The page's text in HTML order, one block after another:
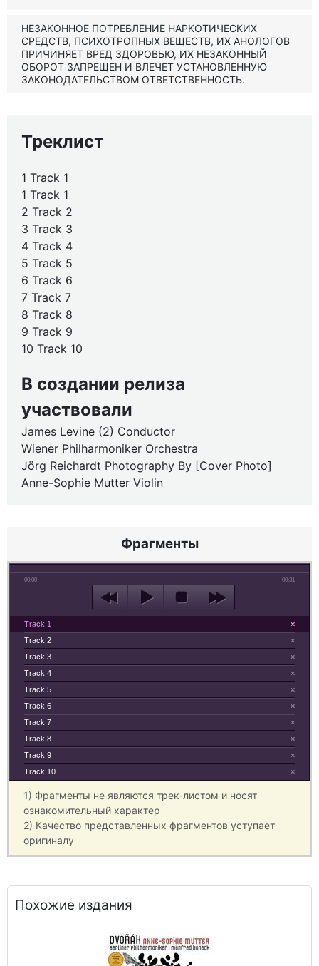
НЕЗАКОННОЕ ПОТРЕБЛЕНИЕ НАРКОТИЧЕСКИХ
СРЕДСТВ, ПСИХОТРОПНЫХ ВЕЩЕСТВ, ИХ АНОЛОГОВ
ПРИЧИНЯЕТ ВРЕД ЗДОРОВЬЮ, ИХ НЕЗАКОННЫЙ
ОБОРОТ ЗАПРЕЩЕН И ВЛЕЧЕТ УСТАНОВЛЕННУЮ
ЗАКОНОДАТЕЛЬСТВОМ ОТВЕТСТВЕННОСТЬ.
Треклист
1 Track 1
1 Track 1
2 Track 2
3 Track 3
4 Track 4
5 Track 5
6 Track 6
7 Track 7
8 Track 8
9 Track 9
10 Track 10
В создании релиза
участвовали
James Levine (2) Conductor
Wiener Philharmoniker Orchestra
Jörg Reichardt Photography By [Cover Photo]
Anne-Sophie Mutter Violin
Фрагменты
00:00 00:31
×
Track 1
×
Track 2
×
Track 3
×
Track 4
×
Track 5
×
Track 6
×
Track 7
×
Track 8
×
Track 9
×
Track 10
1) Фрагменты не являются трек-листом и носят
ознакомительный характер
2) Качество представленных фрагментов уступает
оригиналу
Похожие издания